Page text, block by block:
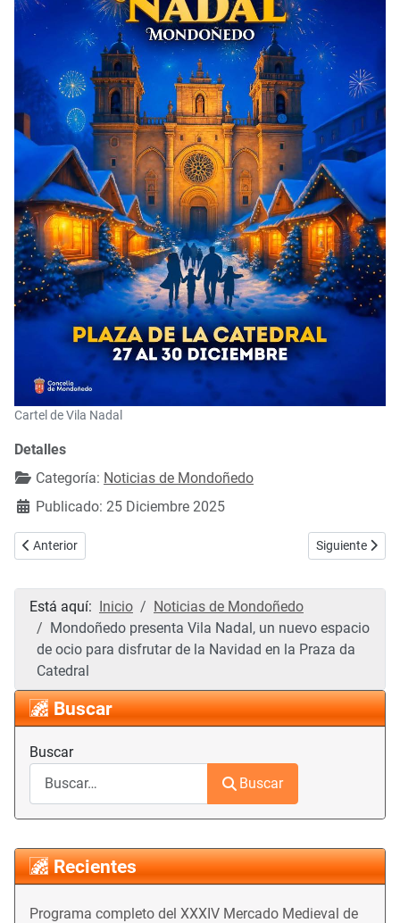
Cartel de Vila Nadal
Detalles
Categoría: Noticias de Mondoñedo
Publicado: 25 Diciembre 2025
Artículo anterior: Gran éxito de público en las precampanadas de
Anterior Artículo
Siguiente
Está aquí: Inicio
Noticias de Mondoñedo
Mondoñedo presenta Vila Nadal, un nuevo espacio
de ocio para disfrutar de la Navidad en la Praza da
Catedral
Buscar
Buscar
Buscar
Recientes
Programa completo del XXXIV Mercado Medieval de